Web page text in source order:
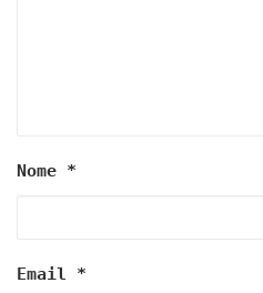
Nome *
Email *